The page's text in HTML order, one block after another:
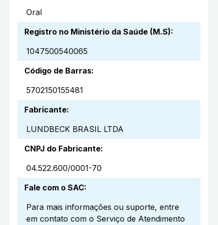
Oral
Registro no Ministério da Saúde (M.S):
1047500540065
Código de Barras:
5702150155481
Fabricante:
LUNDBECK BRASIL LTDA
CNPJ do Fabricante:
04.522.600/0001-70
Fale com o SAC:
Para mais informações ou suporte, entre
em contato com o Serviço de Atendimento